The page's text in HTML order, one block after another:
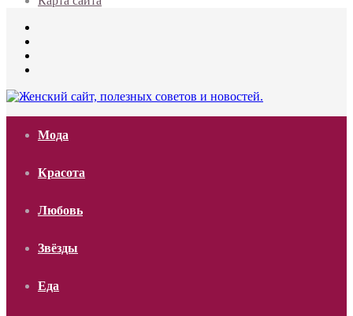
Мода
Красота
Любовь
Звёзды
Еда